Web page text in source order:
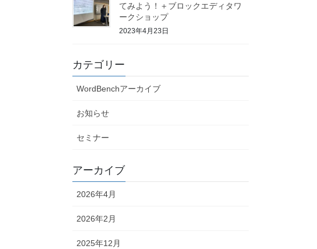
てみよう！＋ブロックエディタワ
ークショップ
2023年4月23日
カテゴリー
WordBenchアーカイブ
お知らせ
セミナー
アーカイブ
2026年4月
2026年2月
2025年12月